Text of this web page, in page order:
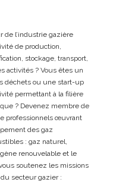
de l’industrie gazière
de production,
stockage, transport,
activités ? Vous êtes un
déchets ou une start-up
permettant à la filière
? Devenez membre de
professionnels œuvrant
des gaz
: gaz naturel,
renouvelable et le
soutenez les missions
secteur gazier :